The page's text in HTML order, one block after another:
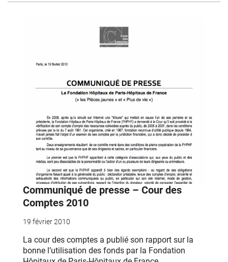
Communiqué de presse – Cour des
Comptes 2010
19 février 2010
La cour des comptes a publié son rapport sur la
bonne l’utilisation des fonds par la Fondation